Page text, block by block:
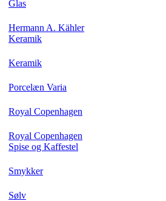
Glas
Hermann A. Kähler
Keramik
Keramik
Porcelæn Varia
Royal Copenhagen
Royal Copenhagen
Spise og Kaffestel
Smykker
Sølv